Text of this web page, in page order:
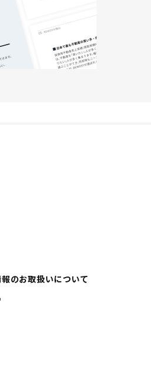
のお取扱いについて